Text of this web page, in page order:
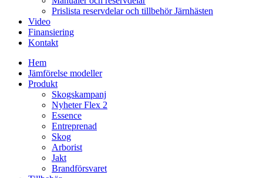
Prislista reservdelar och tillbehör Järnhästen
Video
Finansiering
Kontakt
Hem
Jämförelse modeller
Produkt
Skogskampanj
Nyheter Flex 2
Essence
Entreprenad
Skog
Arborist
Jakt
Brandförsvaret